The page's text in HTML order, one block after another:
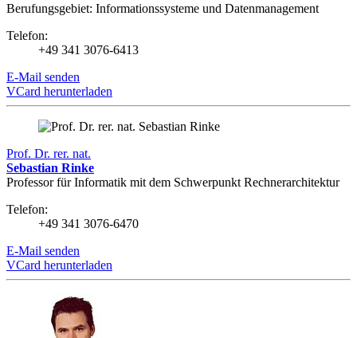
Berufungsgebiet: Informationssysteme und Datenmanagement
Telefon:
+49 341 3076-6413
E-Mail senden
VCard herunterladen
Prof. Dr. rer. nat.
Sebastian Rinke
Professor für Informatik mit dem Schwerpunkt Rechnerarchitektur
Telefon:
+49 341 3076-6470
E-Mail senden
VCard herunterladen